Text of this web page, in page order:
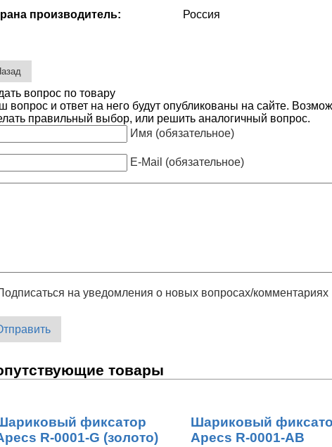
производитель:
Россия
вопрос по товару
вопрос и ответ на него будут опубликованы на сайте.
правильный выбор, или решить аналогичный вопрос.
Имя (обязательное)
E-Mail (обязательное)
на уведомления о новых вопросах/комментариях
товары
фиксатор
R-0001-G (золото)
Шариковый
Apecs R-0001-AB